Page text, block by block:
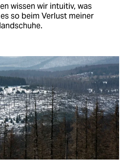
wissen wir intuitiv, was
so beim Verlust meiner